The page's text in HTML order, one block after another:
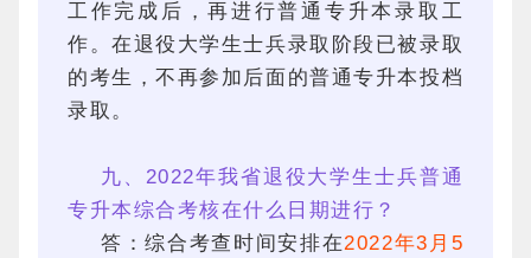
工作完成后，再进行普通专升本录取工
作。在退役大学生士兵录取阶段已被录取
的考生，不再参加后面的普通专升本投档
录取。
九、2022年我省退役大学生士兵普通
专升本综合考核在什么日期进行？
答：综合考查时间安排在2022年3月5